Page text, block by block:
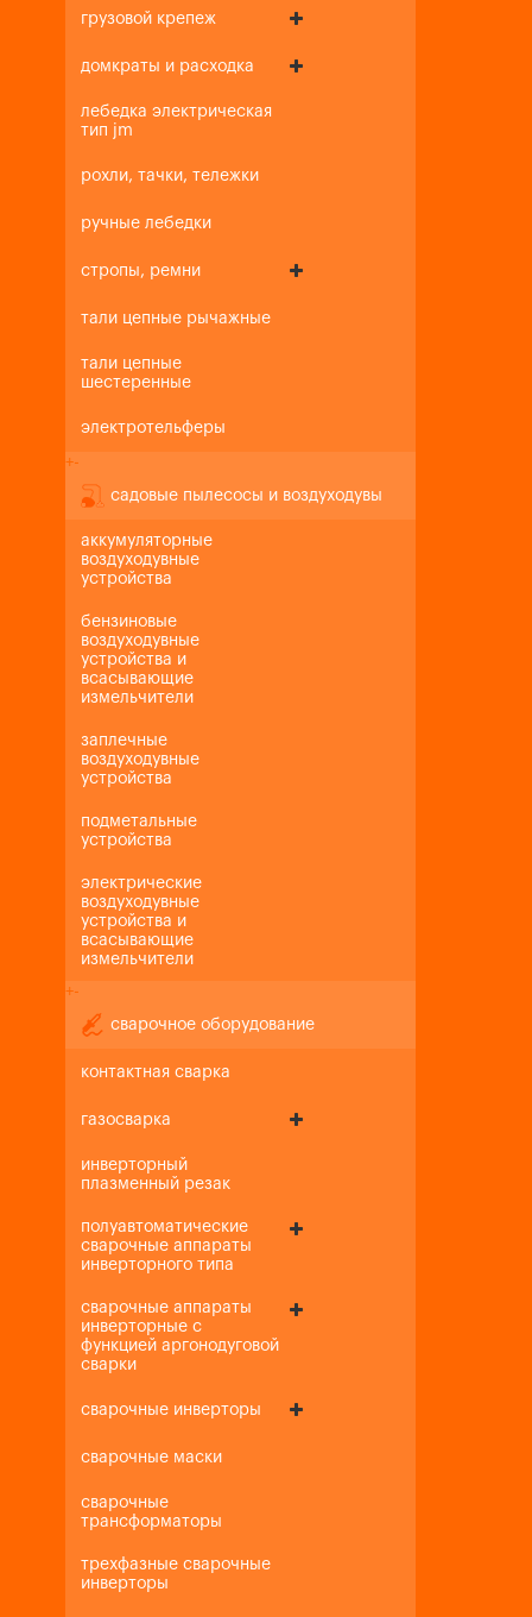
грузовой крепеж
домкраты и расходка
лебедка электрическая
тип jm
рохли, тачки, тележки
ручные лебедки
стропы, ремни
тали цепные рычажные
тали цепные
шестеренные
электротельферы
+-
садовые пылесосы и воздуходувы
аккумуляторные
воздуходувные
устройства
бензиновые
воздуходувные
устройства и
всасывающие
измельчители
заплечные
воздуходувные
устройства
подметальные
устройства
электрические
воздуходувные
устройства и
всасывающие
измельчители
+-
сварочное оборудование
контактная сварка
газосварка
инверторный
плазменный резак
полуавтоматические
сварочные аппараты
инверторного типа
сварочные аппараты
инверторные с
функцией аргонодуговой
сварки
сварочные инверторы
сварочные маски
сварочные
трансформаторы
трехфазные сварочные
инверторы